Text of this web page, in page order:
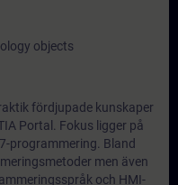
objects
fördjupade kunskaper
Portal. Fokus ligger på
programmering. Bland
men även
och HMI-